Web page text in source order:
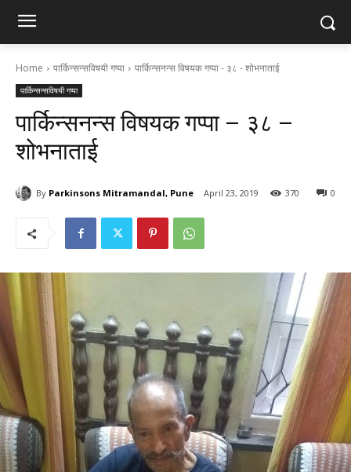
Home पार्किन्सन्सविषयी गप्पा पार्किन्सनन्स विषयक गप्पा - ३८ - शोभनाताई
पार्किन्सन्सविषयी गप्पा
पार्किन्सनन्स विषयक गप्पा – ३८ –
शोभनाताई
By Parkinsons Mitramandal, Pune April 23, 2019 0
370